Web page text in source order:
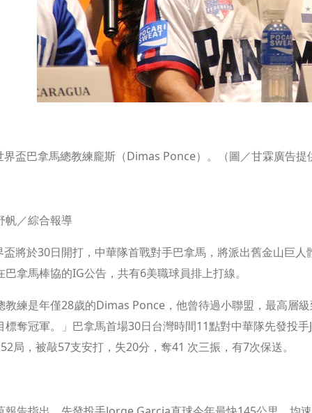
盃巴拿馬總教練龐斯（Dimas Ponce）。（圖／甘霖廣告提
帆／綜合報導
盃將於30日開打，中華隊首戰對手巴拿馬，將派出舊金山巨
巴拿馬棒協的IG公告，共有6美職球員排上打線。
教練是年僅28歲的Dimas Ponce，他曾待過小聯盟，最高層
標奪冠軍。」巴拿馬首場30日台灣時間11點對中華隊先發投
局，被敲57支安打，失20分，奪41 次三振，有7次保送。